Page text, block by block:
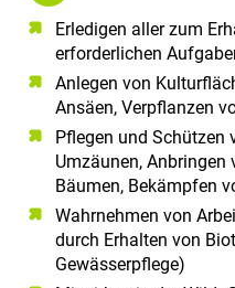
Erledigen aller zum
erforderlichen
Anlegen von
Ansäen, Verpflanzen
Pflegen und Schützen
Umzäunen,
Bäumen, Bekämpfen
Wahrnehmen von
durch Erhalten von
Gewässerpflege)